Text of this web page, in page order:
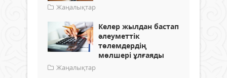
Жаңалықтар
Келер жылдан бастап
әлеуметтік
төлемдердің
мөлшері ұлғаяды
Жаңалықтар